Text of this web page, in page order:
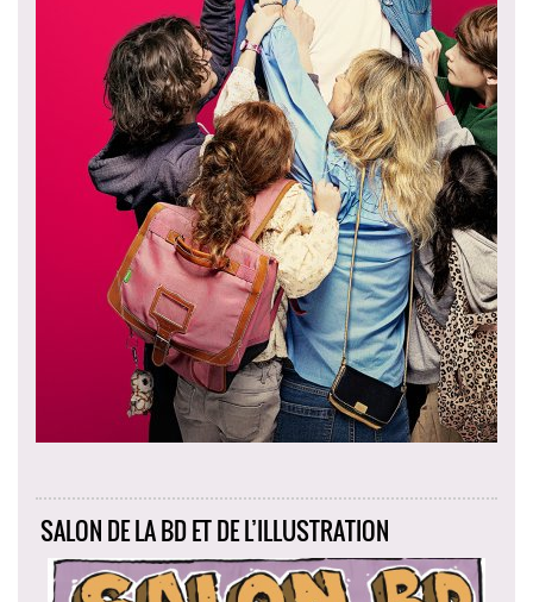
SALON DE LA BD ET DE L’ILLUSTRATION